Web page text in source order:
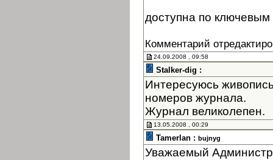
доступна по
Комментарий
24.09.2008 , 09:58
Stalker-dig :
Интересуюсь
номеров журнала.
Журнал великолепен.
13.05.2008 , 00:29
Tamerlan : bujnyg
Уважаемый